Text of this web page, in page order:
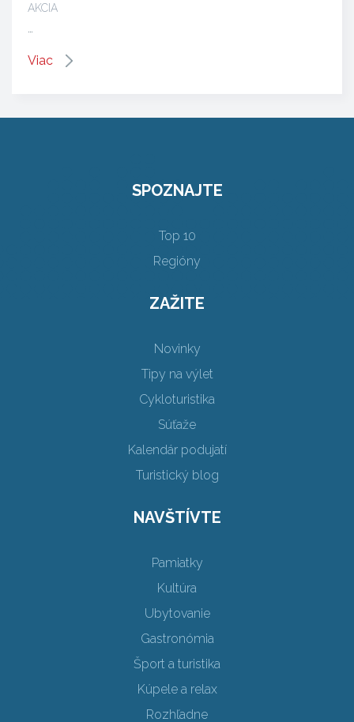
AKCIA
Viac
SPOZNAJTE
Top 10
Regióny
ZAŽITE
Novinky
Tipy na výlet
Cykloturistika
Súťaže
Kalendár podujatí
Turistický blog
NAVŠTÍVTE
Pamiatky
Kultúra
Ubytovanie
Gastronómia
Šport a turistika
Kúpele a relax
Rozhľadne